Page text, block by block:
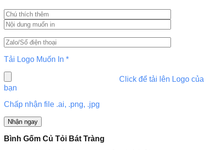
Tải Logo Muốn In *
Click để tải lên Logo của
bạn
Chấp nhận file .ai, .png, .jpg
Bình Gốm Củ Tỏi Bát Tràng